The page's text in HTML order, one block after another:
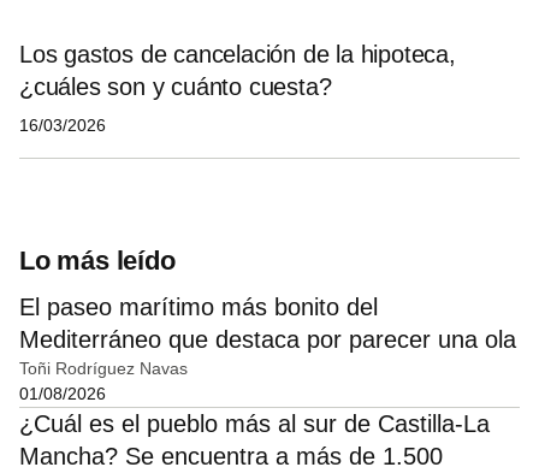
Los gastos de cancelación de la hipoteca,
¿cuáles son y cuánto cuesta?
16/03/2026
Lo más leído
El paseo marítimo más bonito del
Mediterráneo que destaca por parecer una ola
Toñi Rodríguez Navas
01/08/2026
¿Cuál es el pueblo más al sur de Castilla-La
Mancha? Se encuentra a más de 1.500